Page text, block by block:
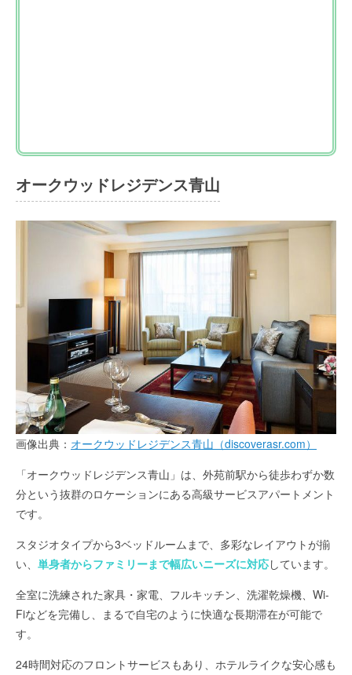
オークウッドレジデンス青山
画像出典： オークウッドレジデンス青山（discoverasr.com）
「オークウッドレジデンス青山」は、外苑前駅から徒歩わずか数
分という抜群のロケーションにある高級サービスアパートメント
です。
スタジオタイプから3ベッドルームまで、多彩なレイアウトが揃
い、 単身者からファミリーまで幅広いニーズに対応しています。
全室に洗練された家具・家電、フルキッチン、洗濯乾燥機、Wi-
Fiなどを完備し、まるで自宅のように快適な長期滞在が可能で
す。
24時間対応のフロントサービスもあり、ホテルライクな安心感も